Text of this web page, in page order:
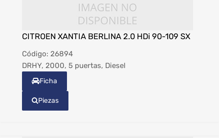
CITROEN XANTIA BERLINA 2.0 HDi 90-109 SX
Código: 26894
DRHY, 2000, 5 puertas, Diesel
Ficha
Piezas